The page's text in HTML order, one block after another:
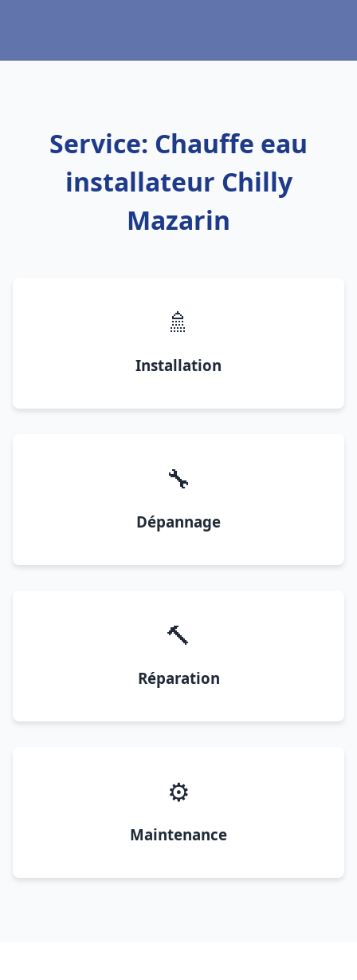
Service: Chauffe eau
installateur Chilly
Mazarin
🚿
Installation
🔧
Dépannage
🔨
Réparation
⚙️
Maintenance